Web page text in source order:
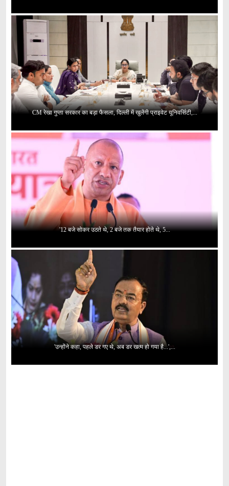
CM रेखा गुप्ता सरकार का बड़ा फैसला, दिल्ली में खुलेंगी प्राइवेट यूनिवर्सिटी,...
'12 बजे सोकर उठते थे, 2 बजे तक तैयार होते थे, 5...
'उन्होंने कहा, पहले डर गए थे, अब डर खत्म हो गया है...',...